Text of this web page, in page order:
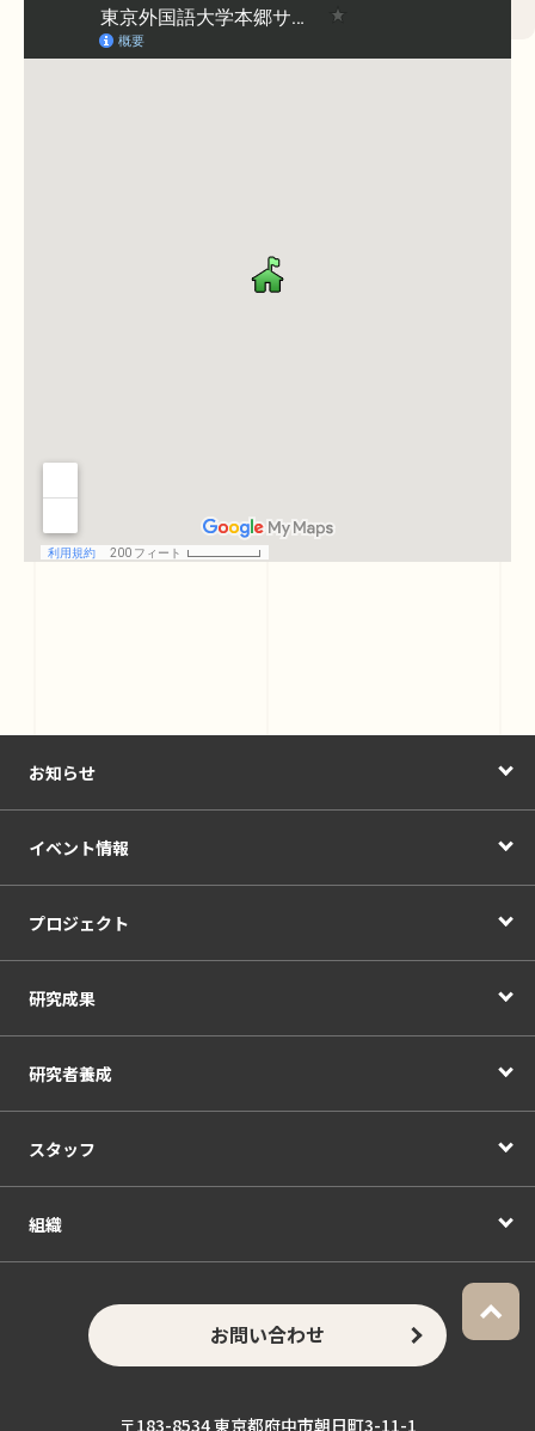
お知らせ
イベント情報
プロジェクト
研究成果
研究者養成
スタッフ
組織
お問い合わせ
〒183-8534 東京都府中市朝日町3-11-1